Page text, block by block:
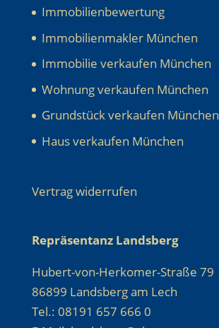
Immobilienbewertung
Immobilienmakler München
Immobilie verkaufen München
Wohnung verkaufen München
Grundstück verkaufen München
Haus verkaufen München
Vertrag widerrufen
Repräsentanz Landsberg
Hubert-von-Herkomer-Straße 79
86899 Landsberg am Lech
Tel.: 08191 657 666 0